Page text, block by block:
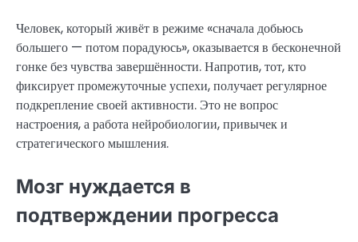
Человек, который живёт в режиме «сначала добьюсь
большего — потом порадуюсь», оказывается в бесконечной
гонке без чувства завершённости. Напротив, тот, кто
фиксирует промежуточные успехи, получает регулярное
подкрепление своей активности. Это не вопрос
настроения, а работа нейробиологии, привычек и
стратегического мышления.
Мозг нуждается в
подтверждении прогресса